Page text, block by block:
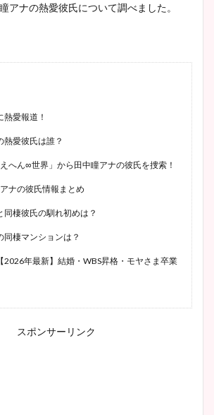
アナの熱愛彼氏について調べました。
熱愛報道！
熱愛彼氏は誰？
えへん∞世界」から田中瞳アナの彼氏を捜索！
ナの彼氏情報まとめ
同棲彼氏の馴れ初めは？
同棲マンションは？
2026年最新】結婚・WBS昇格・モヤさま卒業
スポンサーリンク